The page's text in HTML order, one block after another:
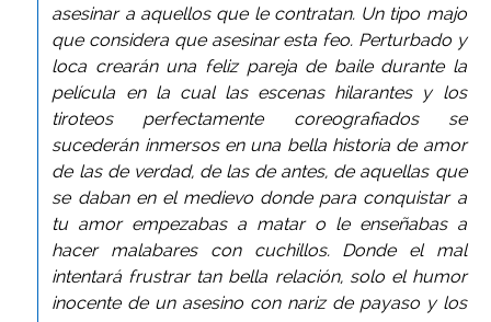
asesinar a aquellos que le contratan. Un tipo majo
que considera que asesinar esta feo. Perturbado y
loca crearán una feliz pareja de baile durante la
película en la cual las escenas hilarantes y los
tiroteos perfectamente coreografiados se
sucederán inmersos en una bella historia de amor
de las de verdad, de las de antes, de aquellas que
se daban en el medievo donde para conquistar a
tu amor empezabas a matar o le enseñabas a
hacer malabares con cuchillos. Donde el mal
intentará frustrar tan bella relación, solo el humor
inocente de un asesino con nariz de payaso y los